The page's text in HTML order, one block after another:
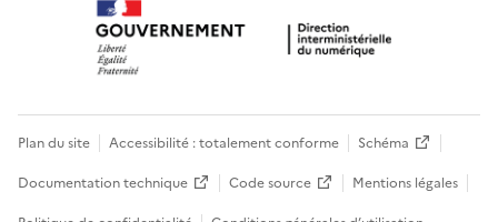
Plan du site Accessibilité : totalement conforme
Schéma
Documentation technique
Code source
Mentions légales